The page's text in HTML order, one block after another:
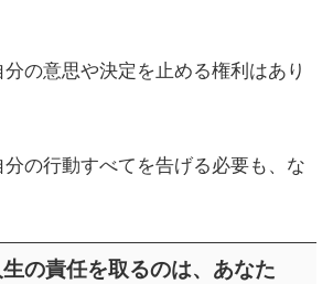
の意思や決定を止める権利はあり
の行動すべてを告げる必要も、な
の責任を取るのは、あなた